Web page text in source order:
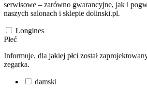
serwisowe – zarówno gwarancyjne, jak i
naszych salonach i sklepie dolinski.pl.
Longines
Płeć
Informuje, dla jakiej płci został
zegarka.
damski